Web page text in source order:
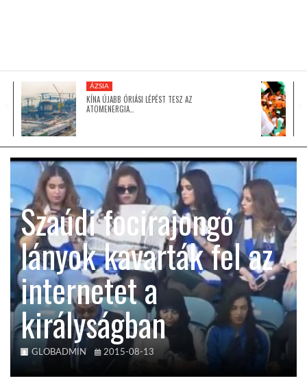
GLOBOTV BP
HÍR3D
TROPICALMAGAZIN
GLOBOTV
AFRIKA TUDÁSTÁR
A NAP SZÉPE
ÁZSIA
KÍNA ÚJABB ÓRIÁSI LÉPÉST TESZ AZ
ATOMENERGIA…
Szaúdi focirajongó
lányok kavarták fel az
internetet a
királyságban
GLOBADMIN 2015-08-13